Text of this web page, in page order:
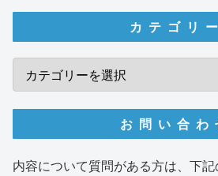
カテゴリー
お問い合わ
内容について質問がある方は、下